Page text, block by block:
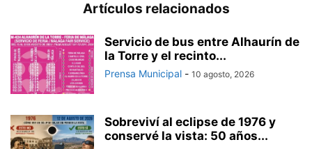
Artículos relacionados
Servicio de bus entre Alhaurín de
la Torre y el recinto...
Prensa Municipal - 10 agosto, 2026
Sobreviví al eclipse de 1976 y
conservé la vista: 50 años...